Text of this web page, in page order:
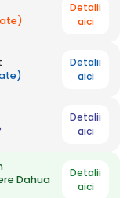
Detalii
aici
Detalii
aici
Detalii
aici
Dahua
Detalii
aici